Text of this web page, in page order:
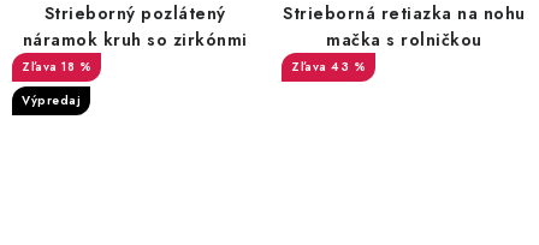
Strieborný pozlátený
náramok kruh so zirkónmi
18 %
Výpredaj
Strieborná retiazka na nohu
mačka s rolničkou
43 %